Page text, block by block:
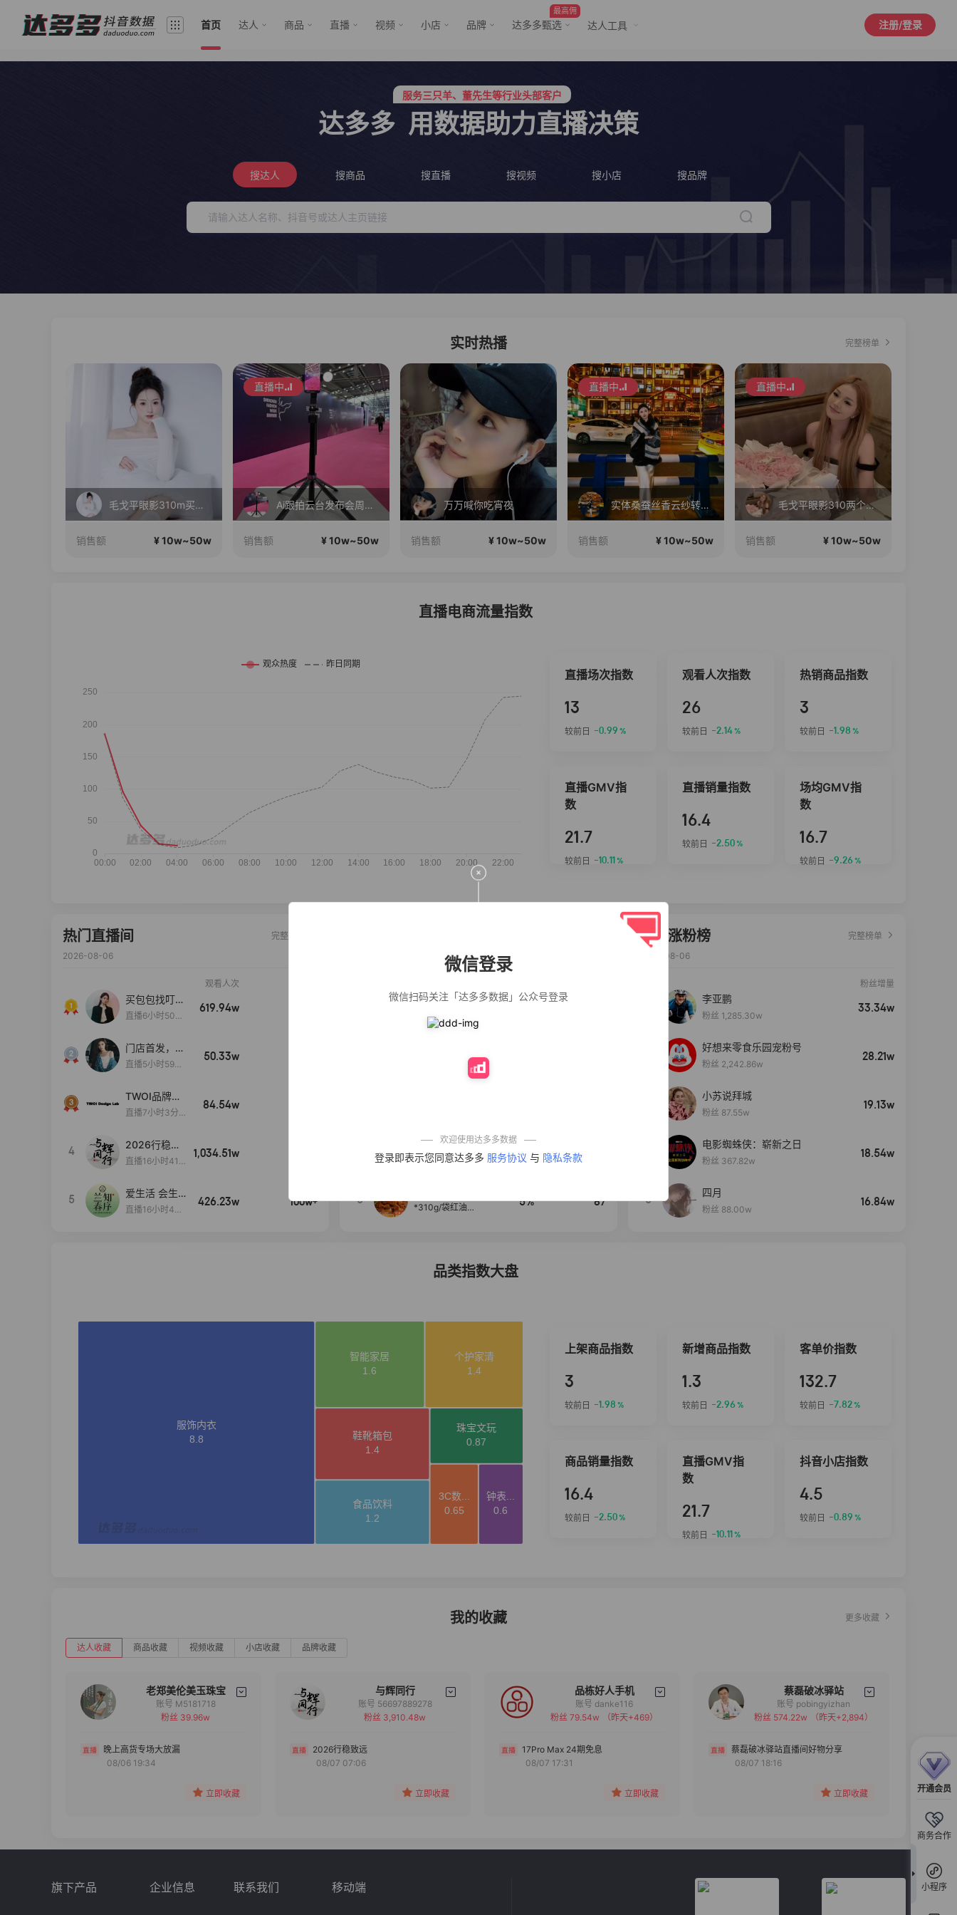
首页 达人 商品 直播 视频 小店 品牌
最高佣
达多多甄选 达人工具 注册/登录
开通会员
商务合作
小程序
微信登录
微信扫码关注「达多多数据」公众号登录
欢迎使用达多多数据
登录即表示您同意达多多 服务协议 与 隐私条款
服务三只羊、董先生等行业头部客户
行业价格屠夫，年卡会员低至798/年
服务三只羊、董先生等行业头部客户
达多多 用数据助力直播决策
搜达人 搜商品 搜直播 搜视频 搜小店 搜品牌
实时热播 完整榜单
毛戈平眼影310m买正送正！
销售额 ¥ 10w~50w
直播中
Ai跟拍云台发布会周年大促
销售额 ¥ 10w~50w
万万喊你吃宵夜
销售额 ¥ 10w~50w
直播中
实体桑蚕丝香云纱转线上
销售额 ¥ 10w~50w
直播中
毛戈平眼影310两个正装！
销售额 ¥ 10w~50w
直播电商流量指数
直播场次指数
13
较前日 -0.99 %
观看人次指数
26
较前日 -2.14%
热销商品指数
3
较前日 -1.98 %
直播GMV指
数
21.7
较前日 -10.11 %
直播销量指数
16.4
较前日 -2.50%
场均GMV指
数
16.7
较前日 -9.26 %
热门直播间
完整榜单
2026-08-06
观看人次
买包包找叮
当,一折购！
直播6小时50分
619.94w
门店首发，秋
款大上新！！
直播5小时59分
50.33w
TWOI品牌直
播间新款上
直播7小时3分5
84.54w
4
2026行稳致
远
直播16小时41
1,034.51w
5
爱生活 会生
活
直播16小时45
426.23w 100w+
法式气质温柔风
女设计感小众秋
衣粉轻松搓洗去
污渍除菌除螨3倍
巧卡盒卡套
【试吃两包】松
茸红烧酱汁红烧
40%
5
*310g/袋红油麻
5% 87
达人涨粉榜
完整榜单
2026-08-06
粉丝增量
李亚鹏
粉丝 1,285.30w
33.34w
好想来零食乐园宠粉号
粉丝 2,242.86w
28.21w
小苏说拜城
粉丝 87.55w
19.13w
电影蜘蛛侠：崭新之日
粉丝 367.82w
18.54w
5
四月
粉丝 88.00w
16.84w
品类指数大盘
上架商品指数
3
较前日 -1.98 %
新增商品指数
1.3
较前日 -2.96 %
客单价指数
132.7
较前日 -7.82%
商品销量指数
16.4
较前日 -2.50%
直播GMV指
数
21.7
较前日 -10.11 %
抖音小店指数
4.5
较前日 -0.89 %
我的收藏 更多收藏
达人收藏 商品收藏 视频收藏 小店收藏 品牌收藏
老郑美伦美玉珠宝
备注
分组
账号 M5181718
粉丝 39.96w
晚上高货专场大放漏
08/06 19:34
立即收藏
与辉同行
备注
账号 56697889278
粉丝 3,910.48w
2026行稳致远
08/07 07:06
立即收藏
品栋好人手机
备注
分组
账号 danke116
粉丝 79.54w
（昨天+469）
17Pro Max 24期免息
08/07 17:31
立即收藏
蔡磊破冰驿站
备注
分组
账号 pobingyizhan
粉丝 574.22w
（昨天+2,894）
蔡磊破冰驿站直播间好物分享
08/07 18:16
立即收藏
旗下产品 企业信息 联系我们 移动端